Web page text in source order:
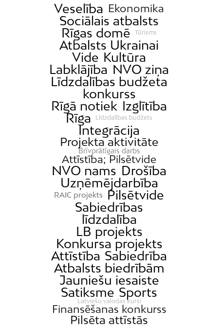
Veselība Ekonomika
Sociālais atbalsts
Rīgas domē
Tūrisms
Atbalsts Ukrainai
Vide Kultūra
Labklājība NVO ziņa
Līdzdalības budžeta
konkurss
Rīgā notiek Izglītība
Rīga
Līdzdalības budžets
Integrācija
Projekta aktivitāte
Brīvprātīgais darbs
Attīstība; Pilsētvide
NVO nams Drošība
Uzņēmējdarbība
RAIC projekts
Pilsētvide
Sabiedrības
līdzdalība
LB projekts
Konkursa projekts
Attīstība Sabiedrība
Atbalsts biedrībām
Jauniešu iesaiste
Satiksme Sports
Latviešu valodas kursi
Finansēšanas konkurss
Pilsēta attīstās